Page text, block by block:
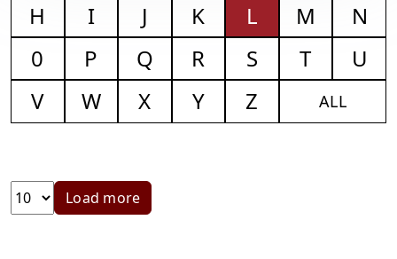
H
I J K L M
N
0
P Q R S T
U
V
W X Y Z ALL
Load more